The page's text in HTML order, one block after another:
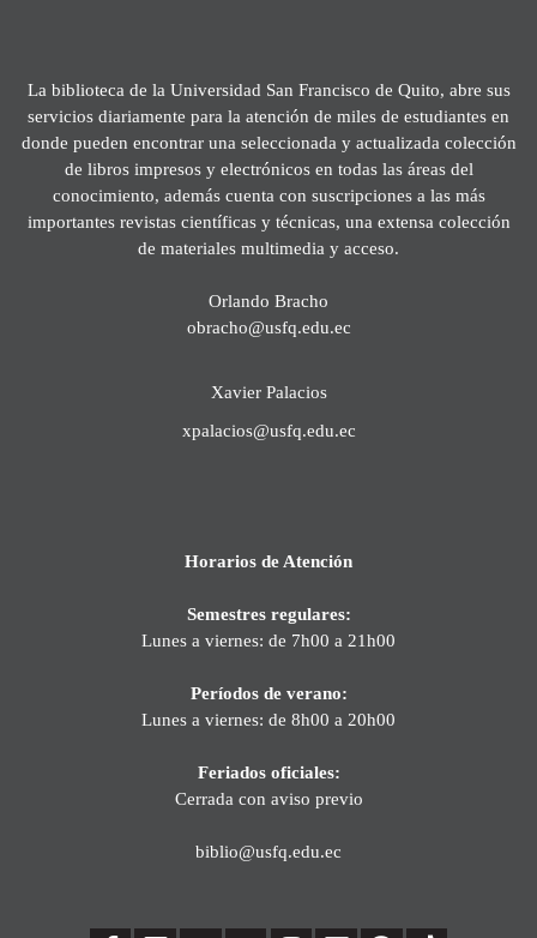
La biblioteca de la Universidad San Francisco de Quito, abre sus
servicios diariamente para la atención de miles de estudiantes en
donde pueden encontrar una seleccionada y actualizada colección
de libros impresos y electrónicos en todas las áreas del
conocimiento, además cuenta con suscripciones a las más
importantes revistas científicas y técnicas, una extensa colección
de materiales multimedia y acceso.
Orlando Bracho
obracho@usfq.edu.ec
Xavier Palacios
xpalacios@usfq.edu.ec
Horarios de Atención
Semestres regulares:
Lunes a viernes: de 7h00 a 21h00
Períodos de verano:
Lunes a viernes: de 8h00 a 20h00
Feriados oficiales:
Cerrada con aviso previo
biblio@usfq.edu.ec